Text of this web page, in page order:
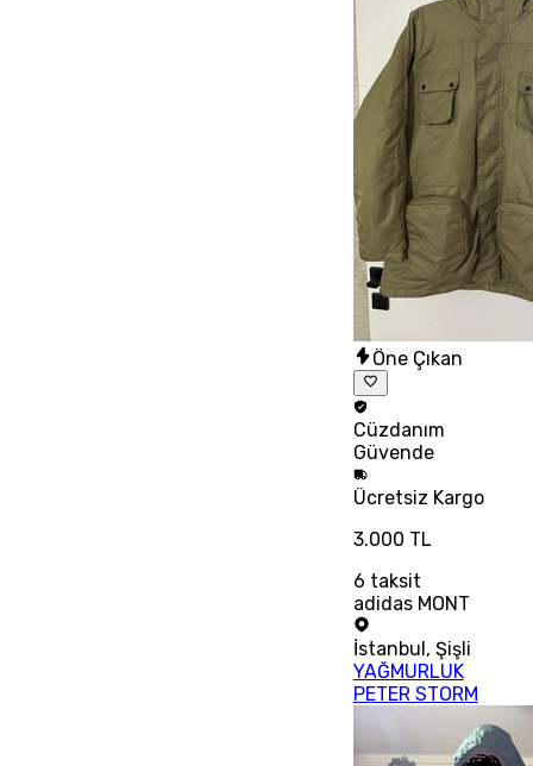
Öne Çıkan
Cüzdanım
Güvende
Ücretsiz Kargo
3.000 TL
6 taksit
adidas MONT
İstanbul , Şişli
YAĞMURLUK
PETER STORM